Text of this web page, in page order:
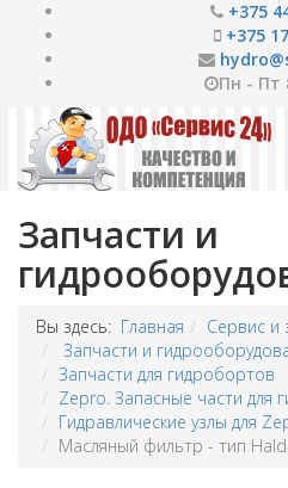
+375
+375
Пн - Пт
Запчасти и
Вы здесь: Главная
Сервис и
Запчасти и
Запчасти для гидробортов
Zepro. Запасные части для
Гидравлические узлы для
Масляный фильтр - тип